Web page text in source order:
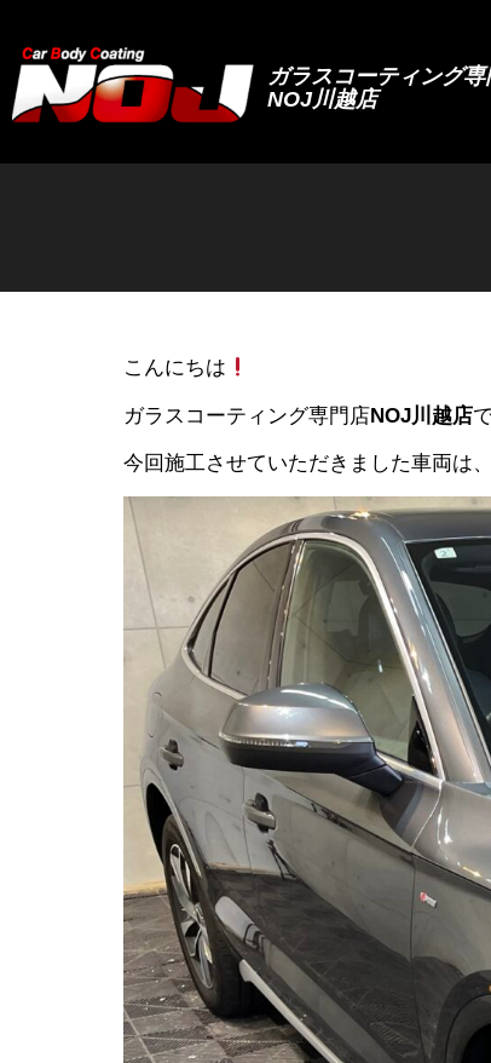
ガラスコーティング専
NOJ川越店
こんにちは
ガラスコーティング専門店NOJ川越店
今回施工させていただきました車両は